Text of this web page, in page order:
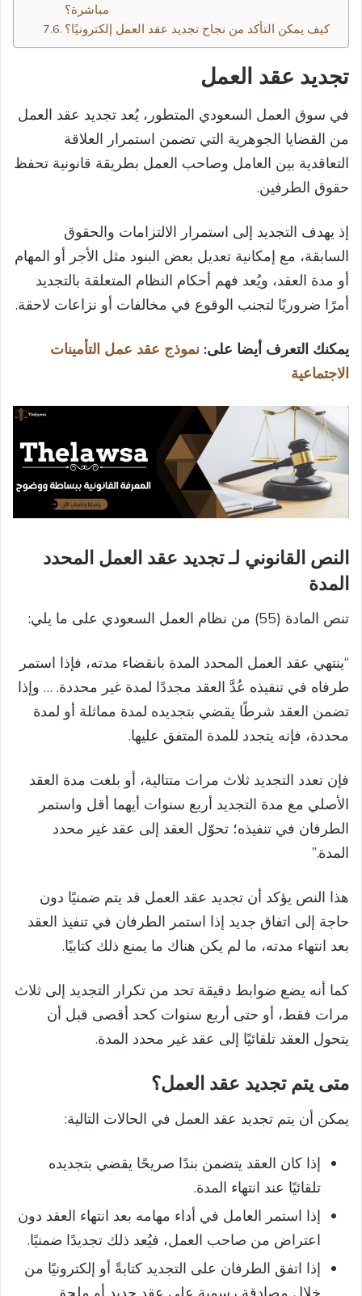
مباشرة؟
كيف يمكن التأكد من نجاح تجديد عقد العمل إلكترونيًا؟
تجديد عقد العمل​
في سوق العمل السعودي المتطور، يُعد تجديد عقد العمل
من القضايا الجوهرية التي تضمن استمرار العلاقة
التعاقدية بين العامل وصاحب العمل بطريقة قانونية تحفظ
حقوق الطرفين.
إذ يهدف التجديد إلى استمرار الالتزامات والحقوق
السابقة، مع إمكانية تعديل بعض البنود مثل الأجر أو المهام
أو مدة العقد، ويُعد فهم أحكام النظام المتعلقة بالتجديد
أمرًا ضروريًا لتجنب الوقوع في مخالفات أو نزاعات لاحقة.
يمكنك التعرف أيضا على: نموذج عقد عمل التأمينات
الاجتماعية
النص القانوني لـ تجديد عقد العمل المحدد
المدة
تنص المادة (55) من نظام العمل السعودي على ما يلي:
“ينتهي عقد العمل المحدد المدة بانقضاء مدته، فإذا استمر
طرفاه في تنفيذه عُدَّ العقد مجددًا لمدة غير محددة. … وإذا
تضمن العقد شرطًا يقضي بتجديده لمدة مماثلة أو لمدة
محددة، فإنه يتجدد للمدة المتفق عليها.
فإن تعدد التجديد ثلاث مرات متتالية، أو بلغت مدة العقد
الأصلي مع مدة التجديد أربع سنوات أيهما أقل واستمر
الطرفان في تنفيذه؛ تحوّل العقد إلى عقد غير محدد
المدة.”
هذا النص يؤكد أن تجديد عقد العمل قد يتم ضمنيًا دون
حاجة إلى اتفاق جديد إذا استمر الطرفان في تنفيذ العقد
بعد انتهاء مدته، ما لم يكن هناك ما يمنع ذلك كتابيًا.
كما أنه يضع ضوابط دقيقة تحد من تكرار التجديد إلى ثلاث
مرات فقط، أو حتى أربع سنوات كحد أقصى قبل أن
يتحول العقد تلقائيًا إلى عقد غير محدد المدة.
متى يتم تجديد عقد العمل؟
يمكن أن يتم تجديد عقد العمل في الحالات التالية:
إذا كان العقد يتضمن بندًا صريحًا يقضي بتجديده
تلقائيًا عند انتهاء المدة.
إذا استمر العامل في أداء مهامه بعد انتهاء العقد دون
اعتراض من صاحب العمل، فيُعد ذلك تجديدًا ضمنيًا.
إذا اتفق الطرفان على التجديد كتابةً أو إلكترونيًا من